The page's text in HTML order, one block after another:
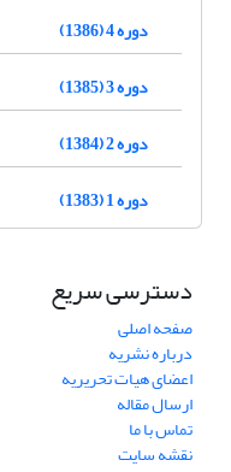
دوره 4 (1386)
دوره 3 (1385)
دوره 2 (1384)
دوره 1 (1383)
دسترسی سریع
صفحه اصلی
درباره نشریه
اعضای هیات تحریریه
ارسال مقاله
تماس با ما
نقشه سایت